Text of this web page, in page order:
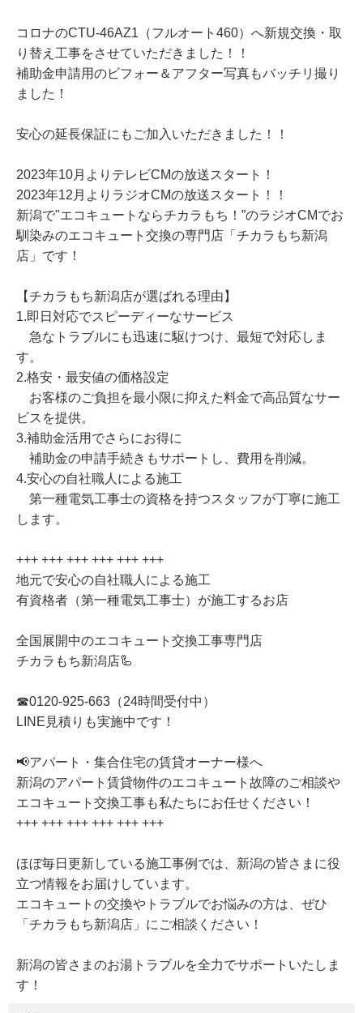
コロナのCTU-46AZ1（フルオート460）へ新規交換・取
り替え工事をさせていただきました！！
補助金申請用のビフォー＆アフター写真もバッチリ撮り
ました！
安心の延長保証にもご加入いただきました！！
2023年10月よりテレビCMの放送スタート！
2023年12月よりラジオCMの放送スタート！！
新潟で"エコキュートならチカラもち！”のラジオCMでお
馴染みのエコキュート交換の専門店「チカラもち新潟
店」です！
【チカラもち新潟店が選ばれる理由】
1.即日対応でスピーディーなサービス
急なトラブルにも迅速に駆けつけ、最短で対応しま
す。
2.格安・最安値の価格設定
お客様のご負担を最小限に抑えた料金で高品質なサー
ビスを提供。
3.補助金活用でさらにお得に
補助金の申請手続きもサポートし、費用を削減。
4.安心の自社職人による施工
第一種電気工事士の資格を持つスタッフが丁寧に施工
します。
+++ +++ +++ +++ +++ +++
地元で安心の自社職人による施工
有資格者（第一種電気工事士）が施工するお店
全国展開中のエコキュート交換工事専門店
チカラもち新潟店🦾
☎0120-925-663（24時間受付中）
LINE見積りも実施中です！
📢アパート・集合住宅の賃貸オーナー様へ
新潟のアパート賃貸物件のエコキュート故障のご相談や
エコキュート交換工事も私たちにお任せください！
+++ +++ +++ +++ +++ +++
ほぼ毎日更新している施工事例では、新潟の皆さまに役
立つ情報をお届けしています。
エコキュートの交換やトラブルでお悩みの方は、ぜひ
「チカラもち新潟店」にご相談ください！
新潟の皆さまのお湯トラブルを全力でサポートいたしま
す！